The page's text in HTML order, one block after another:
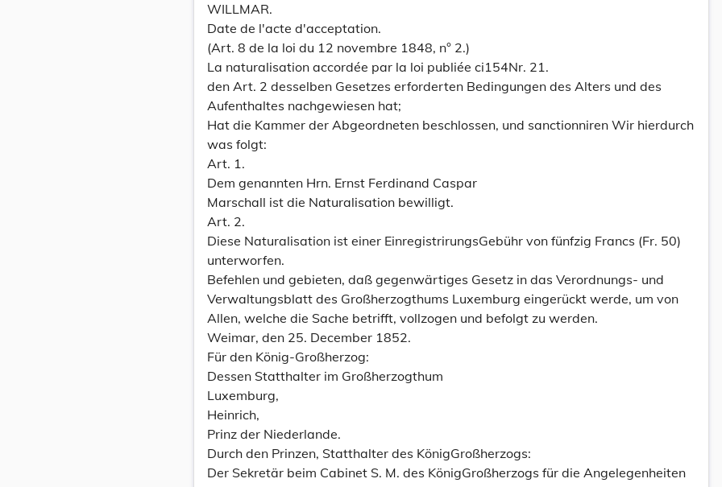
WILLMAR.
Date de l'acte d'acceptation.
(Art. 8 de la loi du 12 novembre 1848, n° 2.)
La naturalisation accordée par la loi publiée ci154Nr. 21.
den Art. 2 desselben Gesetzes erforderten Bedingungen des Alters und des
Aufenthaltes nachgewiesen hat;
Hat die Kammer der Abgeordneten beschlossen, und sanctionniren Wir hierdurch
was folgt:
Art. 1.
Dem genannten Hrn. Ernst Ferdinand Caspar
Marschall ist die Naturalisation bewilligt.
Art. 2.
Diese Naturalisation ist einer EinregistrirungsGebühr von fünfzig Francs (Fr. 50)
unterworfen.
Befehlen und gebieten, daß gegenwärtiges Gesetz in das Verordnungs- und
Verwaltungsblatt des Großherzogthums Luxemburg eingerückt werde, um von
Allen, welche die Sache betrifft, vollzogen und befolgt zu werden.
Weimar, den 25. December 1852.
Für den König-Großherzog:
Dessen Statthalter im Großherzogthum
Luxemburg,
Heinrich,
Prinz der Niederlande.
Durch den Prinzen, Statthalter des KönigGroßherzogs:
Der Sekretär beim Cabinet S. M. des KönigGroßherzogs für die Angelegenheiten